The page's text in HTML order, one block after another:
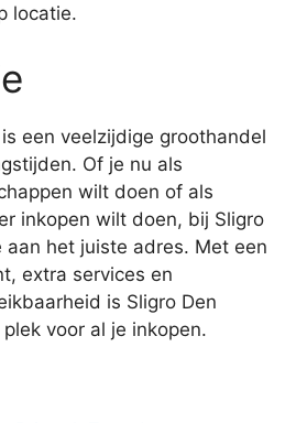
locatie.
een veelzijdige groothandel
Of je nu als
wilt doen of als
inkopen wilt doen, bij Sligro
aan het juiste adres. Met een
extra services en
is Sligro Den
voor al je inkopen.